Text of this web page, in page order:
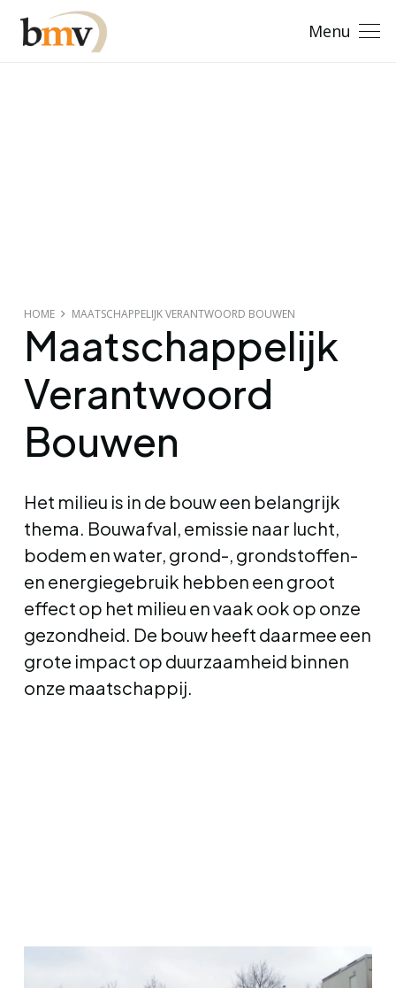
Menu
HOME MAATSCHAPPELIJK VERANTWOORD BOUWEN
Maatschappelijk
Verantwoord
Bouwen
Het milieu is in de bouw een belangrijk
thema. Bouwafval, emissie naar lucht,
bodem en water, grond-, grondstoffen-
en energiegebruik hebben een groot
effect op het milieu en vaak ook op onze
gezondheid. De bouw heeft daarmee een
grote impact op duurzaamheid binnen
onze maatschappij.